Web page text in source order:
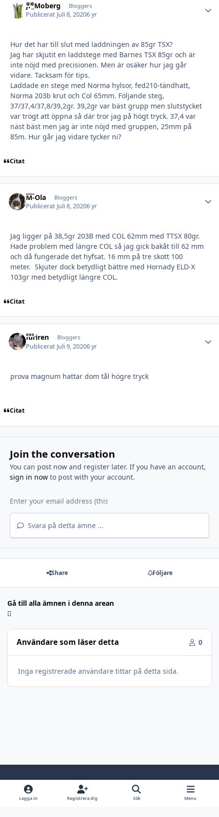
Jr_Moberg Bloggers
Publicerat Juli 8, 20206 yr
Hur det har till slut med laddningen av 85gr TSX?
Jag har skjutit en laddstege med Barnes TSX 85gr och är
inte nöjd med precisionen. Men är osäker hur jag går
vidare. Tacksam för tips.
Laddade en stege med Norma hylsor, fed210-tändhatt,
Norma 203b krut och Col 65mm. Följande steg,
37/37,4/37,8/39,2gr. 39,2gr var bäst grupp men slutstycket
var trögt att öppna så där tror jag på högt tryck. 37,4 var
näst bäst men jag är inte nöjd med gruppen, 25mm på
85m. Hur går jag vidare tycker ni?
Citat
M-Ola Bloggers
Publicerat Juli 8, 20206 yr
Jag ligger på 38,5gr 203B med COL 62mm med TTSX 80gr.
Hade problem med längre COL så jag gick bakåt till 62 mm
och då fungerade det hyfsat. 16 mm på tre skott 100
meter. Skjuter dock betydligt bättre med Hornady ELD-X
103gr med betydligt längre COL.
Citat
furiren Bloggers
Publicerat Juli 9, 20206 yr
prova magnum hattar dom tål högre tryck
Citat
Join the conversation
You can post now and register later. If you have an account,
sign in nowto post with your account.
Svara på detta ämne ...
Share Följare
Gå till alla ämnen i denna arean
Användare som läser detta 0
Inga registrerade användare tittar på detta sida.
Light ModeDark ModeSystem Preference
Logga in Registrera dig Sök Menu